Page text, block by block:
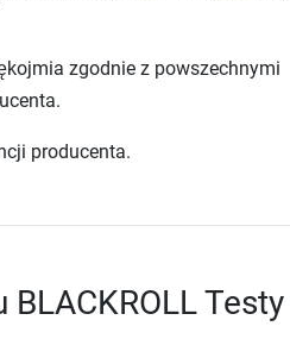
zgodnie z powszechnymi
producenta.
Testy